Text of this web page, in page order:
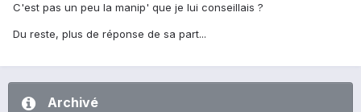
C'est pas un peu la manip' que je lui conseillais ?
Du reste, plus de réponse de sa part...
Archivé